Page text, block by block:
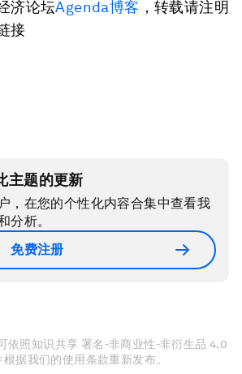
济论坛Agenda博客 ，转载请注明
接
主题的更新
，在您的个性化内容合集中查看我
分析。
免费注册
依照知识共享 署名-非商业性-非衍生品 4.0
据我们的使用条款重新发布。